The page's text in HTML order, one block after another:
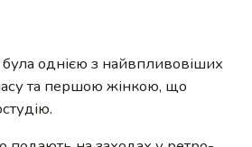
однією з найвпливовіших
та першою жінкою, що